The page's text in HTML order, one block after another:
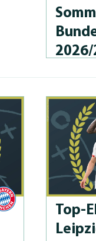
2026/
Top-